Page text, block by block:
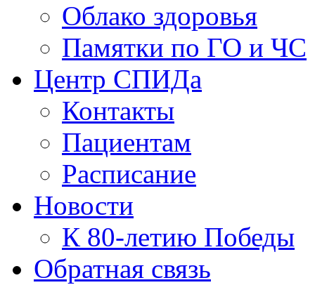
Облако здоровья
Памятки по ГО и ЧС
Центр СПИДа
Контакты
Пациентам
Расписание
Новости
К 80-летию Победы
Обратная связь